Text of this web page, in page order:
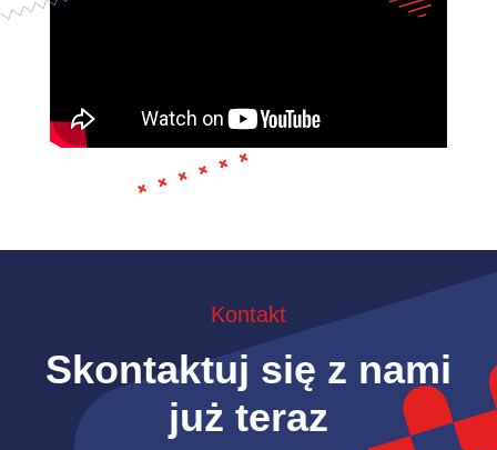
Kontakt
Skontaktuj się z nami
już teraz